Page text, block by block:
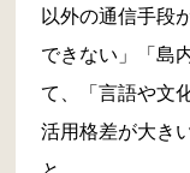
以外の通信手段
できない」「島
て、「言語や文
活用格差が大き